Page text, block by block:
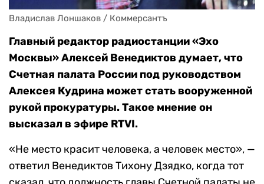
Владислав Лоншаков / Коммерсантъ
Главный редактор радиостанции «Эхо
Москвы» Алексей Венедиктов думает, что
Счетная палата России под руководством
Алексея Кудрина может стать вооруженной
рукой прокуратуры. Такое мнение он
высказал в эфире RTVI.
«Не место красит человека, а человек место», —
ответил Венедиктов Тихону Дзядко, когда тот